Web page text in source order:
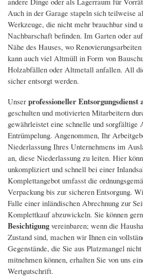
Auch in der Garage stapeln sich teilweise
Werkzeuge, die nicht mehr brauchbar sind
Nachbarschaft befinden. Im Garten oder
Nähe des Hauses, wo
kann auch viel Altmüll in Form von
Holzabfällen oder Altmetall anfallen. All
sicher entsorgt werden.
Unser professioneller Entsorgungsdienst
geschulten und motivierten Mitarbeitern
gewährleistet eine schnelle und sorgfältige
Entrümpelung. Angenommen, Ihr
Niederlassung Ihres Unternehmens im
an, diese Niederlassung zu leiten. Hier
unkompliziert und schnell bei einer
Komplettangebot umfasst die
Verpackung bis zur sicheren Entsorgung.
Falle einer inländischen Abrechnung zur
Komplettkauf abzuwickeln. Sie können
Besichtigungvereinbaren; wenn die
Zustand sind, machen wir Ihnen ein
Gegenstände, die Sie aus Platzmangel
mitnehmen können, erhalten Sie von uns
Wertgutschrift.